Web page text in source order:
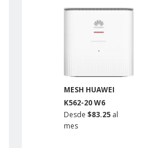
MESH HUAWEI
K562-20 W6
Desde $83.25al
mes